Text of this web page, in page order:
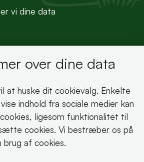
vi dine data
over dine data
at huske dit cookievalg. Enkelte
indhold fra sociale medier kan
ligesom funktionalitet til
cookies. Vi bestræber os på
af cookies.